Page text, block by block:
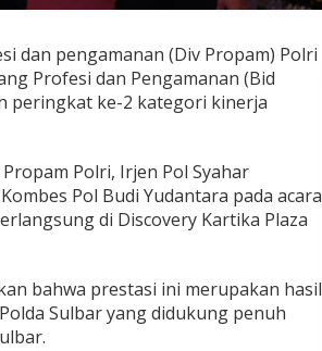
dan pengamanan (Div Propam) Polri
Profesi dan Pengamanan (Bid
peringkat ke-2 kategori kinerja
Polri, Irjen Pol Syahar
Pol Budi Yudantara pada acara
di Discovery Kartika Plaza
bahwa prestasi ini merupakan hasil
Sulbar yang didukung penuh